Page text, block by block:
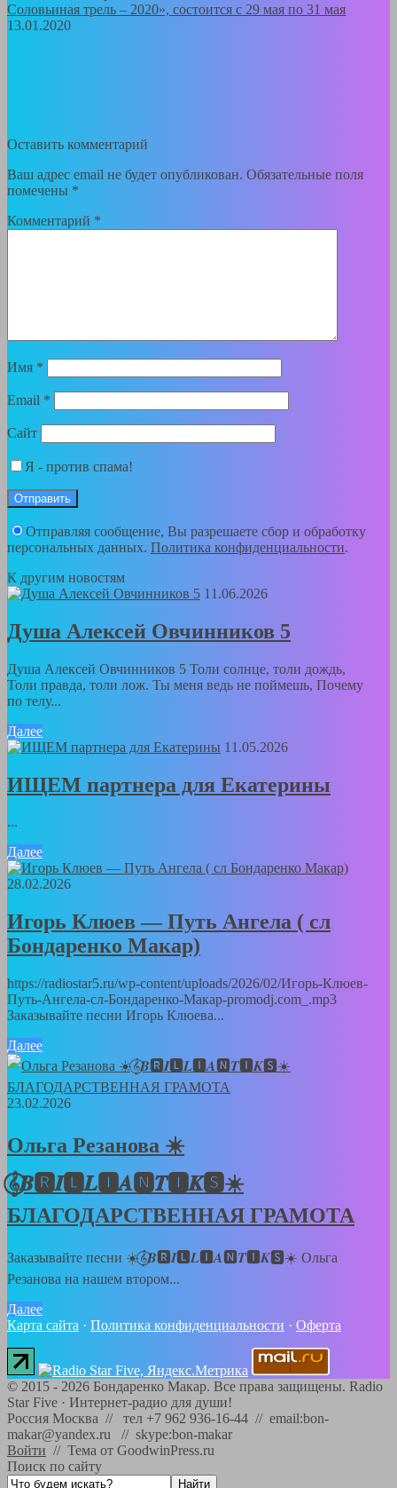
Соловьиная трель – 2020», состоится с 29 мая по 31 мая
13.01.2020
Оставить комментарий
Ваш адрес email не будет опубликован. Обязательные поля
помечены *
Комментарий *
Имя *
Email *
Сайт
Я - против спама!
Отправляя сообщение, Вы разрешаете сбор и обработку
персональных данных. Политика конфиденциальности.
К другим новостям
11.06.2026
Душа Алексей Овчинников 5
Душа Алексей Овчинников 5 Толи солнце, толи дождь,
Толи правда, толи лож. Ты меня ведь не поймешь, Почему
по телу...
Далее
11.05.2026
ИЩЕМ партнера для Екатерины
...
Далее
28.02.2026
Игорь Клюев — Путь Ангела ( сл
Бондаренко Макар)
https://radiostar5.ru/wp-content/uploads/2026/02/Игорь-Клюев-
Путь-Ангела-сл-Бондаренко-Макар-promodj.com_.mp3
Заказывайте песни Игорь Клюева...
Далее
23.02.2026
Ольга Резанова ☀️
𝄞⃝𝑩🆁𝑰🅻𝑳🅸𝑨🅽𝑻🅸𝑲🆂☀️
БЛАГОДАРСТВЕННАЯ ГРАМОТА
Заказывайте песни ☀️𝄞⃝𝑩🆁𝑰🅻𝑳🅸𝑨🅽𝑻🅸𝑲🆂☀️ Ольга
Резанова на нашем втором...
Далее
Карта сайта · Политика конфиденциальности · Оферта
© 2015 - 2026 Бондаренко Макар. Все права защищены. Radio
Star Five · Интернет-радио для души!
Россия Москва // тел +7 962 936-16-44 // email:bon-
makar@yandex.ru // skype:bon-makar
Войти // Тема от GoodwinPress.ru
Поиск по сайту